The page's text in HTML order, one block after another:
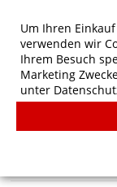
B&C
Um Ihren
verwenden wir
Ihrem Besuch
Marketing
unter